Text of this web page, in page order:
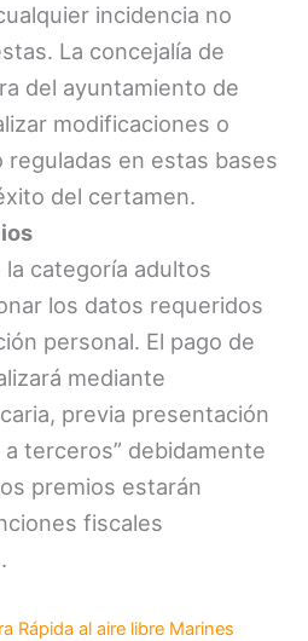
incidencia no
La concejalía de
del ayuntamiento de
modificaciones o
reguladas en estas bases
del certamen.
categoría adultos
los datos requeridos
personal. El pago de
mediante
previa presentación
a terceros” debidamente
premios estarán
fiscales
Rápida al aire libre Marines